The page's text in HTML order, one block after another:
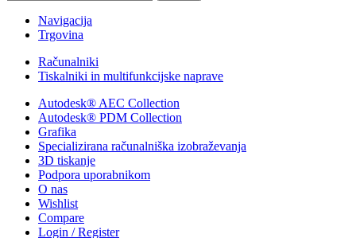
Navigacija
Trgovina
Računalniki
Tiskalniki in multifunkcijske naprave
Autodesk® AEC Collection
Autodesk® PDM Collection
Grafika
Specializirana računalniška izobraževanja
3D tiskanje
Podpora uporabnikom
O nas
Wishlist
Compare
Login / Register